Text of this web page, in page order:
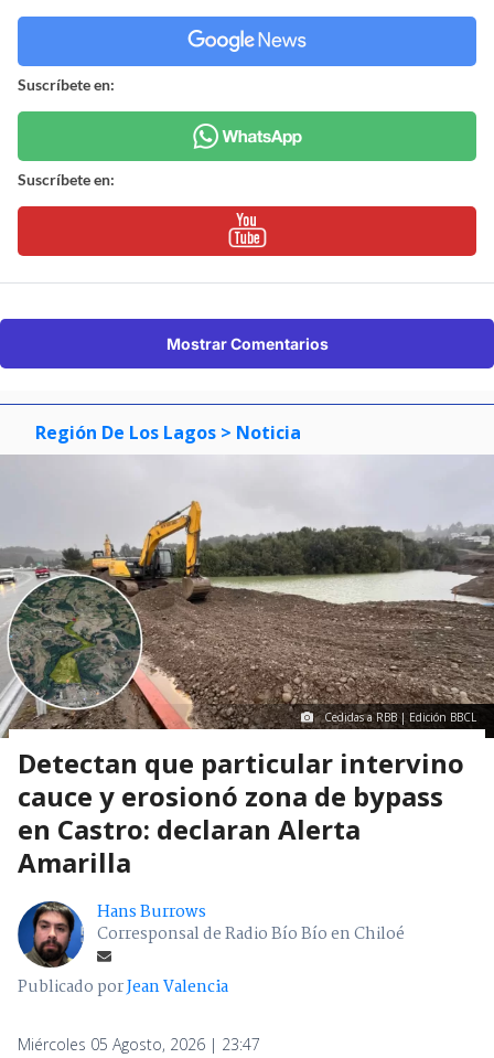
Suscríbete en:
Suscríbete en:
Mostrar Comentarios
Región De Los Lagos > Noticia
Cedidas a RBB | Edición BBCL
Detectan que particular intervino
cauce y erosionó zona de bypass
en Castro: declaran Alerta
Amarilla
Hans Burrows
Corresponsal de Radio Bío Bío en Chiloé
Publicado porJean Valencia
Miércoles 05 Agosto, 2026 | 23:47